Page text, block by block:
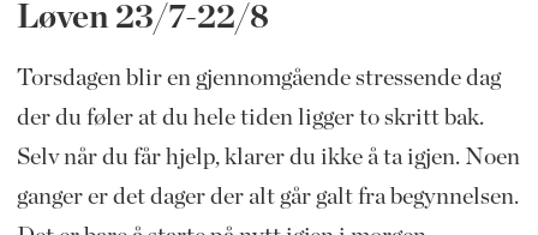
Løven 23/7-22/8
Torsdagen blir en gjennomgående stressende dag
der du føler at du hele tiden ligger to skritt bak.
Selv når du får hjelp, klarer du ikke å ta igjen. Noen
ganger er det dager der alt går galt fra begynnelsen.